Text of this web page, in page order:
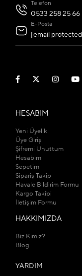
Telefon
0533 258 25 66
E-Posta
[email protected]
HESABIM
Yeni Üyelik
Üye Girişi
Şifremi Unuttum
Hesabım
Sepetim
Sipariş Takip
Havale Bildirim Formu
Kargo Takibi
İletişim Formu
HAKKIMIZDA
Biz Kimiz?
Blog
YARDIM